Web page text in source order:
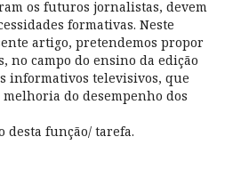
os futuros jornalistas, devem
formativas. Neste
artigo, pretendemos propor
no campo do ensino da edição
informativos televisivos, que
do desempenho dos
desta função/ tarefa.